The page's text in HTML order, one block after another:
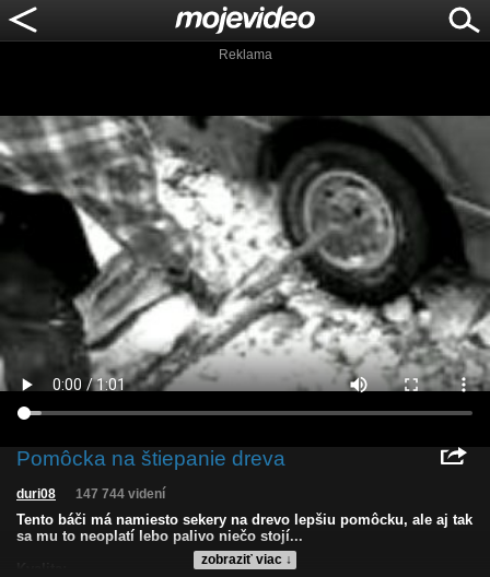
Reklama
Pomôcka na štiepanie dreva
zobraziť viac ↓
duri08 147 744 videní
Tento báči má namiesto sekery na drevo lepšiu pomôcku, ale aj tak
sa mu to neoplatí lebo palivo niečo stojí...